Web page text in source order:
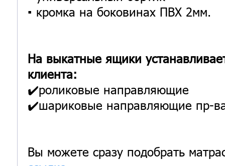
▪️ кромка на боковинах ПВХ 2мм.
На выкатные ящики
клиента:
✔️роликовые направляющие
✔️шариковые направляющие пр-
Вы можете сразу подобрать